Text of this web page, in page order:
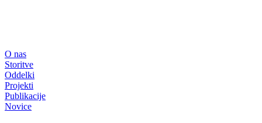
O nas
Storitve
Oddelki
Projekti
Publikacije
Novice